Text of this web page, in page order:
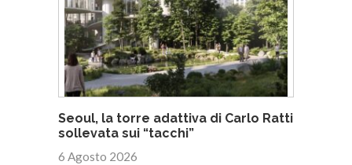
Seoul, la torre adattiva di Carlo Ratti
sollevata sui “tacchi”
6 Agosto 2026